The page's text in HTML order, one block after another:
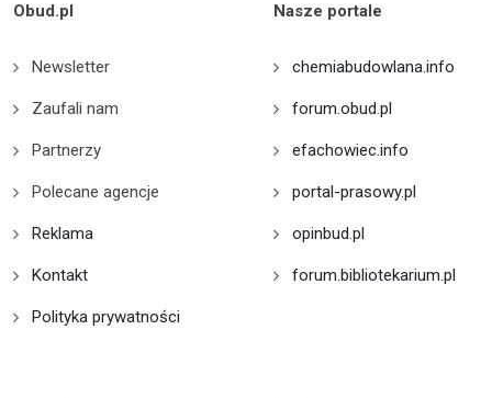
Obud.pl
Newsletter
Zaufali nam
Partnerzy
Polecane agencje
Reklama
Kontakt
Polityka prywatności
Nasze portale
chemiabudowlana.info
forum.obud.pl
efachowiec.info
portal-prasowy.pl
opinbud.pl
forum.bibliotekarium.pl